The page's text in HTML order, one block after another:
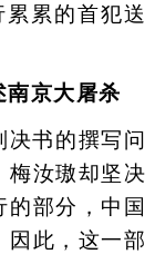
累的首犯送
京大屠杀
书的撰写问
梅汝璈却坚决
的部分，中国
因此，这一部